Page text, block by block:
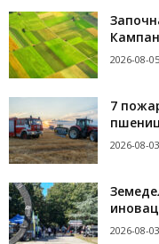
2026-08-05
7
2026-08-03
2026-08-03